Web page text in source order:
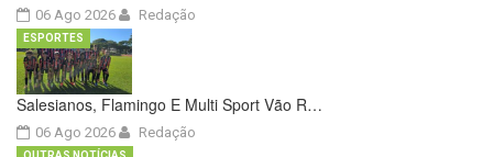
06 Ago 2026 Redação
Salesianos, Flamingo E Multi Sport Vão R…
06 Ago 2026
ESPORTES
Redação